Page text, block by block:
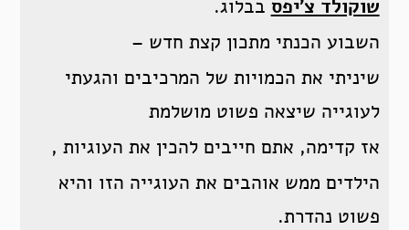
שוקולד צ’יפס בבלוג.
השבוע הכנתי מתכון קצת חדש –
שיניתי את הכמויות של המרכיבים והגעתי
לעוגייה שיצאה פשוט מושלמת
אז קדימה, אתם חייבים להכין את העוגיות ,
הילדים ממש אוהבים את העוגייה הזו והיא
פשוט נהדרת.